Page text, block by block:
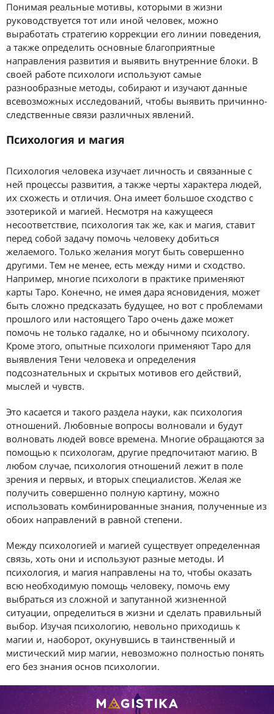
Понимая реальные мотивы, которыми в жизни
руководствуется тот или иной человек, можно
выработать стратегию коррекции его линии поведения,
а также определить основные благоприятные
направления развития и выявить внутренние блоки. В
своей работе психологи используют самые
разнообразные методы, собирают и изучают данные
всевозможных исследований, чтобы выявить причинно-
следственные связи различных явлений.
Психология и магия
Психология человека изучает личность и связанные с
ней процессы развития, а также черты характера людей,
их схожесть и отличия. Она имеет большое сходство с
эзотерикой и магией. Несмотря на кажущееся
несоответствие, психология так же, как и магия, ставит
перед собой задачу помочь человеку добиться
желаемого. Только желания могут быть совершенно
другими. Тем не менее, есть между ними и сходство.
Например, многие психологи в практике применяют
карты Таро. Конечно, не имея дара ясновидения, может
быть сложно предсказать будущее, но вот с проблемами
прошлого или настоящего Таро очень даже может
помочь не только гадалке, но и обычному психологу.
Кроме этого, опытные психологи применяют Таро для
выявления Тени человека и определения
подсознательных и скрытых мотивов его действий,
мыслей и чувств.
Это касается и такого раздела науки, как психология
отношений. Любовные вопросы волновали и будут
волновать людей вовсе времена. Многие обращаются за
помощью к психологам, другие предпочитают магию. В
любом случае, психология отношений лежит в поле
зрения и первых, и вторых специалистов. Желая же
получить совершенно полную картину, можно
использовать комбинированные знания, полученные из
обоих направлений в равной степени.
Между психологией и магией существует определенная
связь, хоть они и используют разные методы. И
психология, и магия направлены на то, чтобы оказать
всю необходимую помощь человеку, помочь ему
выбраться из сложной и запутанной жизненной
ситуации, определиться в жизни и сделать правильный
выбор. Изучая психологию, невольно приходишь к
магии и, наоборот, окунувшись в таинственный и
мистический мир магии, невозможно полностью понять
его без знания основ психологии.